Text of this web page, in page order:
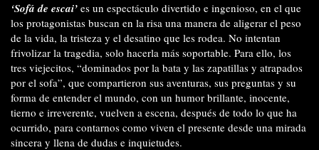
‘Sofá de escai’ es un espectáculo divertido e ingenioso, en el que
los protagonistas buscan en la risa una manera de aligerar el peso
de la vida, la tristeza y el desatino que les rodea. No intentan
frivolizar la tragedia, solo hacerla más soportable. Para ello, los
tres viejecitos, “dominados por la bata y las zapatillas y atrapados
por el sofa”, que compartieron sus aventuras, sus preguntas y su
forma de entender el mundo, con un humor brillante, inocente,
tierno e irreverente, vuelven a escena, después de todo lo que ha
ocurrido, para contarnos como viven el presente desde una mirada
sincera y llena de dudas e inquietudes.